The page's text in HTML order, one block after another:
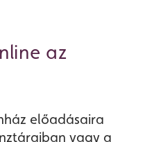
az
előadásaira
vagy a